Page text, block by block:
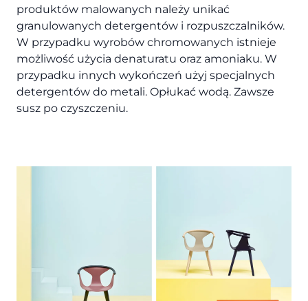
produktów malowanych należy unikać
granulowanych detergentów i rozpuszczalników.
W przypadku wyrobów chromowanych istnieje
możliwość użycia denaturatu oraz amoniaku. W
przypadku innych wykończeń użyj specjalnych
detergentów do metali. Opłukać wodą. Zawsze
susz po czyszczeniu.